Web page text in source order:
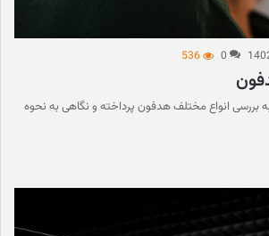
0
536
بررسی انواع مختلف هدفون پرداخته و نگاهی به نحوه